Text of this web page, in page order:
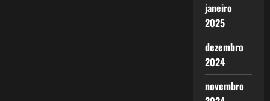
janeiro
2025
dezembro
2024
novembro